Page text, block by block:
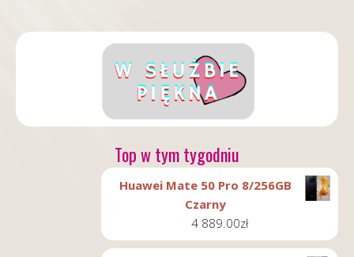
Top w tym tygodniu
Huawei Mate 50 Pro 8/256GB
Czarny
4 889.00zł